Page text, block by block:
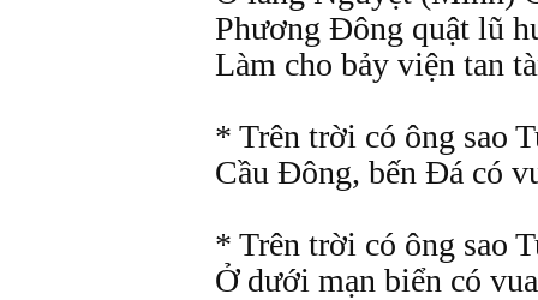
Phương Đông quật lũ
Làm cho bảy viện tan
* Trên trời có ông sao
Cầu Đông, bến Đá có
* Trên trời có ông sao
Ở dưới mạn biển có